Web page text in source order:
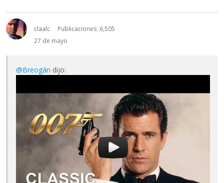
claalc
Publicaciones: 6,505
27 de mayo
@Breogán dijo: